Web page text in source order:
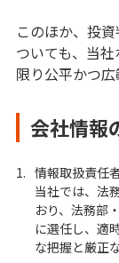
このほか、投
ついても、当
限り公平かつ広
会社情報
1. 情報取扱責任
当社では、法
おり、法務部
に選任し、適
な把握と厳正